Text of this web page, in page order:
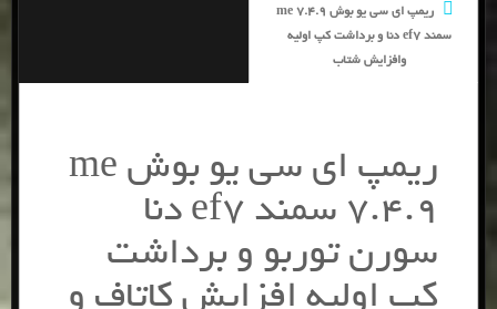
ریمپ ای سی یو بوش me 7.4.9
سمند ef7 دنا و برداشت کپ اولیه
وافزایش شتاب
ریمپ ای سی یو بوش me
7.4.9 سمند ef7 دنا
سورن توربو و برداشت
کپ اولیه افزایش کاتاف و